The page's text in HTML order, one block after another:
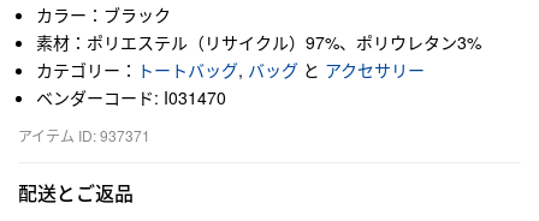
カラー：ブラック
素材：ポリエステル（リサイクル）97%、ポリウレタン3%
カテゴリー： トートバッグ, バッグ と アクセサリー
ベンダーコード: I031470
アイテム ID: 937371
配送とご返品